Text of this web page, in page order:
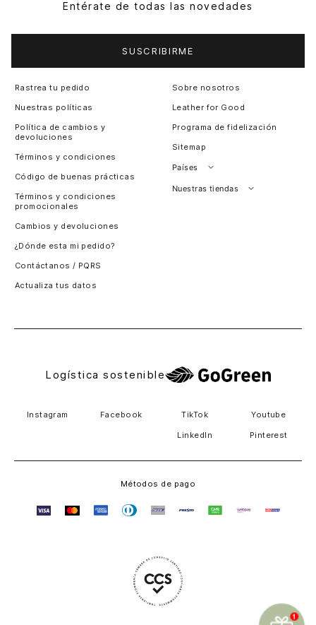
Entérate de todas las novedades
SUSCRIBIRME
Rastrea tu pedido
Nuestras políticas
Política de cambios y
devoluciones
Términos y condiciones
Código de buenas prácticas
Términos y condiciones
promocionales
Cambios y devoluciones
¿Dónde esta mi pedido?
Contáctanos / PQRS
Actualiza tus datos
Sobre nosotros
Leather for Good
Programa de fidelización
Sitemap
Países
Perú
Nuestras tiendas
Logística sostenible
Instagram Facebook TikTok Youtube
LinkedIn Pinterest
Métodos de pago